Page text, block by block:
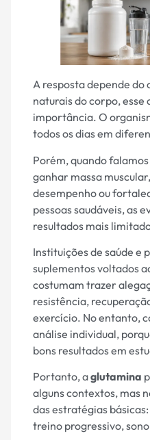
A resposta depende do
naturais do corpo,
importância. O
todos os dias em
Porém, quando
ganhar massa
desempenho ou
pessoas saudáveis, as
resultados mais
Instituições de saúde e
suplementos voltados
costumam trazer
resistência,
exercício. No entanto,
análise individual,
bons resultados em
Portanto, aglutamina
alguns contextos, mas
das estratégias
treino progressivo,